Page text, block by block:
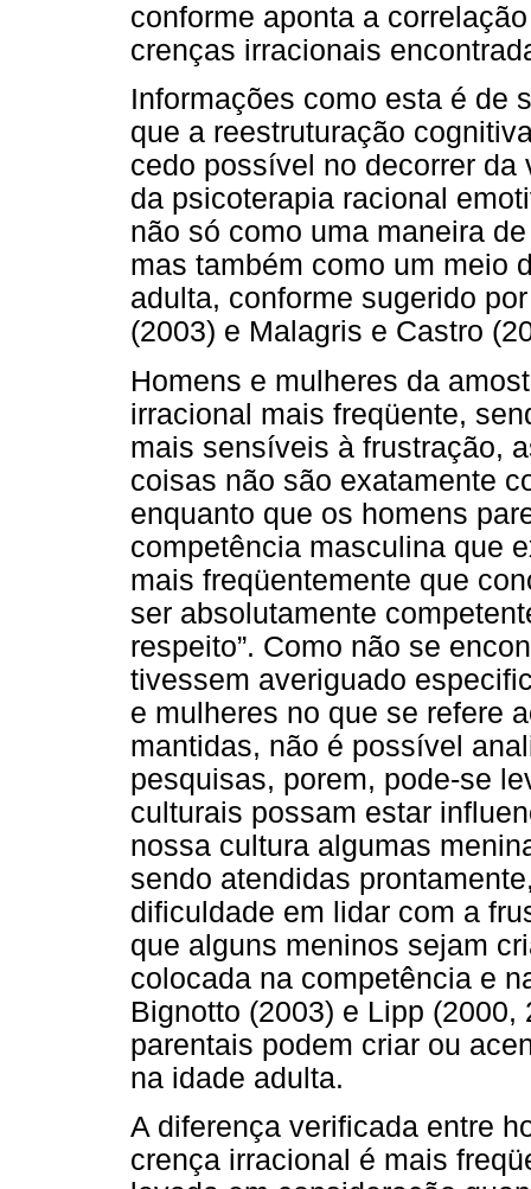
conforme aponta a
crenças irracionais
Informações como esta é de
que a reestruturação
cedo possível no decorrer
da psicoterapia racional
não só como uma maneira
mas também como um meio
adulta, conforme sugerido
(2003) e Malagris e Castro
Homens e mulheres da
irracional mais freqüente,
mais sensíveis à frustração,
coisas não são exatamente
enquanto que os homens
competência masculina que
mais freqüentemente que
ser absolutamente
respeito”. Como não se
tivessem averiguado
e mulheres no que se refere
mantidas, não é possível
pesquisas, porem, pode-se
culturais possam estar
nossa cultura algumas
sendo atendidas
dificuldade em lidar com a
que alguns meninos sejam
colocada na competência e
Bignotto (2003) e Lipp
parentais podem criar ou
na idade adulta.
A diferença verificada entre
crença irracional é mais